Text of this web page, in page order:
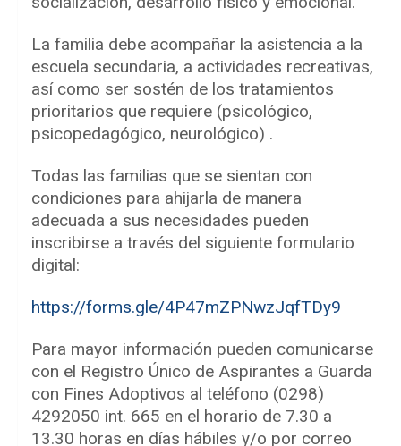
La familia debe acompañar la asistencia a la
escuela secundaria, a actividades recreativas,
así como ser sostén de los tratamientos
prioritarios que requiere (psicológico,
psicopedagógico, neurológico) .
Todas las familias que se sientan con
condiciones para ahijarla de manera
adecuada a sus necesidades pueden
inscribirse a través del siguiente formulario
digital:
https://forms.gle/4P47mZPNwzJqfTDy9
Para mayor información pueden comunicarse
con el Registro Único de Aspirantes a Guarda
con Fines Adoptivos al teléfono (0298)
4292050 int. 665 en el horario de 7.30 a
13.30 horas en días hábiles y/o por correo